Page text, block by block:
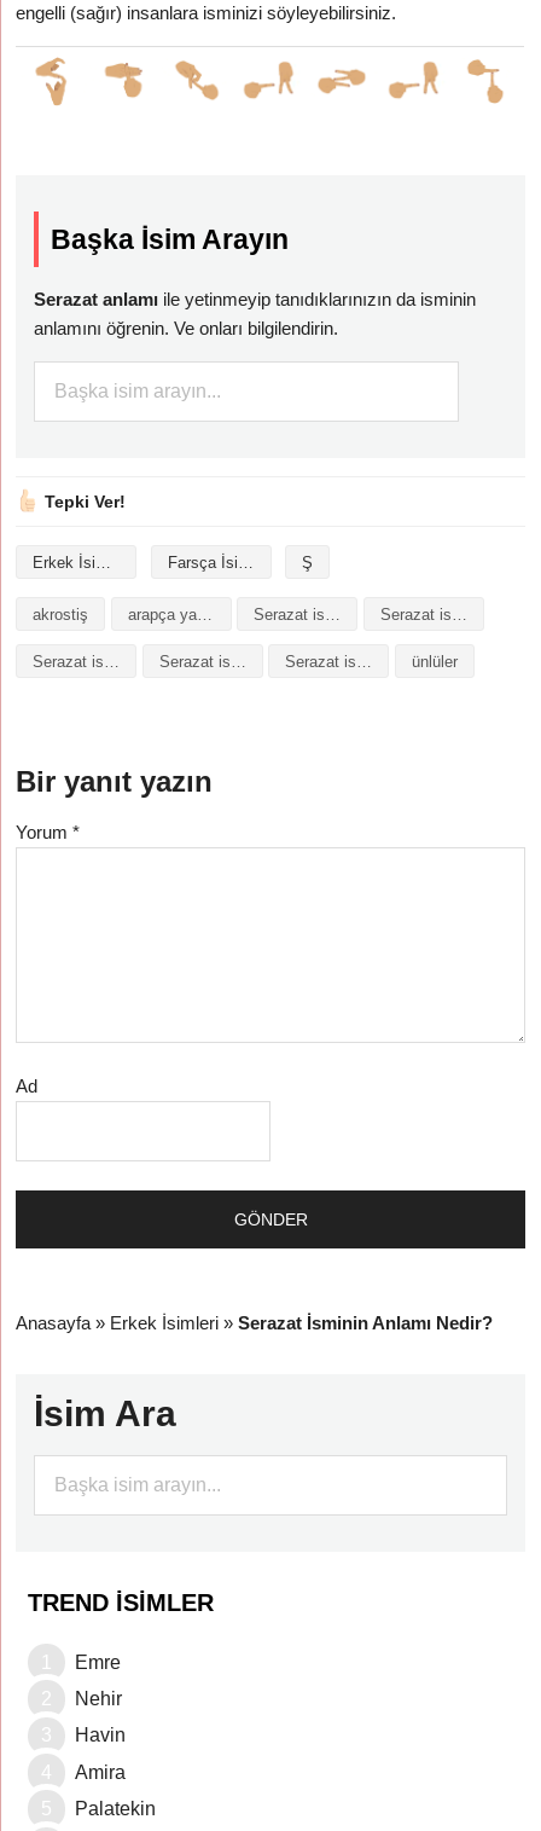
engelli (sağır) insanlara isminizi söyleyebilirsiniz.
Başka İsim Arayın
Serazat anlamı ile yetinmeyip tanıdıklarınızın da isminin
anlamını öğrenin. Ve onları bilgilendirin.
Tepki Ver!
Erkek İsimleri Farsça İsimler Ş
akrostiş arapça yazılışı
Serazat isminin baş harfleriyle şiir Serazat isminin kökeni Serazat isminin numerolojisi ünlüler
Bir yanıt yazın
Yorum*
Ad
Anasayfa » Erkek İsimleri »Serazat İsminin Anlamı Nedir?
İsim Ara
TREND İSIMLER
Emre
Nehir
Havin
Amira
Palatekin